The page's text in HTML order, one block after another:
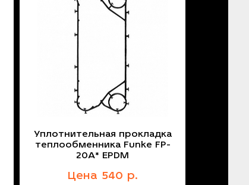
Уплотнительная прокладка
теплообменника Funke FP-
20A* EPDM
Цена 540 р.